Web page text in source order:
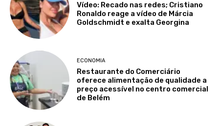
Vídeo: Recado nas redes; Cristiano
Ronaldo reage a vídeo de Márcia
Goldschmidt e exalta Georgina
ECONOMIA
Restaurante do Comerciário
oferece alimentação de qualidade a
preço acessível no centro comercial
de Belém